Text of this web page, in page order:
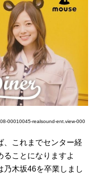
00010045-realsound-ent.view-000
、これまでセンター経
ることになりますよ
乃木坂46を卒業しまし